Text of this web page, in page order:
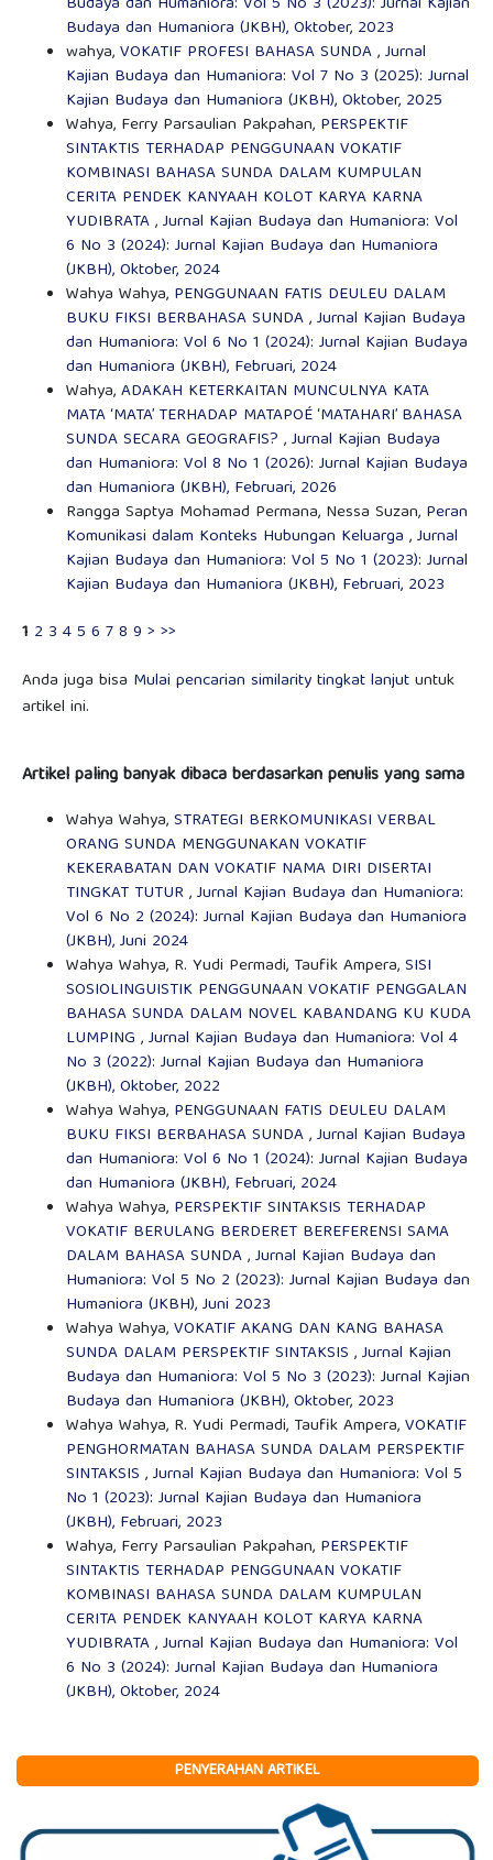
Budaya dan Humaniora (JKBH), Oktober, 2023
wahya,VOKATIF PROFESI BAHASA SUNDA,Jurnal
Kajian Budaya dan Humaniora: Vol 7 No 3 (2025): Jurnal
Kajian Budaya dan Humaniora (JKBH), Oktober, 2025
Wahya, Ferry Parsaulian Pakpahan, PERSPEKTIF
SINTAKTIS TERHADAP PENGGUNAAN VOKATIF
KOMBINASI BAHASA SUNDA DALAM KUMPULAN
CERITA PENDEK KANYAAH KOLOT KARYA KARNA
YUDIBRATA,Jurnal Kajian Budaya dan Humaniora: Vol
6 No 3 (2024): Jurnal Kajian Budaya dan Humaniora
(JKBH), Oktober, 2024
Wahya Wahya, PENGGUNAAN FATIS DEULEU DALAM
BUKU FIKSI BERBAHASA SUNDA,Jurnal Kajian Budaya
dan Humaniora: Vol 6 No 1 (2024): Jurnal Kajian Budaya
dan Humaniora (JKBH), Februari, 2024
Wahya,ADAKAH KETERKAITAN MUNCULNYA KATA
MATA ‘MATA’ TERHADAP MATAPOÉ ‘MATAHARI’ BAHASA
SUNDA SECARA GEOGRAFIS? ,Jurnal Kajian Budaya
dan Humaniora: Vol 8 No 1 (2026): Jurnal Kajian Budaya
dan Humaniora (JKBH), Februari, 2026
Rangga Saptya Mohamad Permana, Nessa Suzan, Peran
Komunikasi dalam Konteks Hubungan Keluarga ,Jurnal
Kajian Budaya dan Humaniora: Vol 5 No 1 (2023): Jurnal
Kajian Budaya dan Humaniora (JKBH), Februari, 2023
1 2 3 45 6 78 9 > >>
Anda juga bisa Mulai pencarian similarity tingkat lanjutuntuk
artikel ini.
Artikel paling banyak dibaca berdasarkan penulis yang sama
Wahya Wahya,STRATEGI BERKOMUNIKASI VERBAL
ORANG SUNDA MENGGUNAKAN VOKATIF
KEKERABATAN DAN VOKATIF NAMA DIRI DISERTAI
TINGKAT TUTUR,Jurnal Kajian Budaya dan Humaniora:
Vol 6 No 2 (2024): Jurnal Kajian Budaya dan Humaniora
(JKBH), Juni 2024
Wahya Wahya, R. Yudi Permadi, Taufik Ampera,SISI
SOSIOLINGUISTIK PENGGUNAAN VOKATIF PENGGALAN
BAHASA SUNDA DALAM NOVEL KABANDANG KU KUDA
LUMPING ,Jurnal Kajian Budaya dan Humaniora: Vol 4
No 3 (2022): Jurnal Kajian Budaya dan Humaniora
(JKBH), Oktober, 2022
Wahya Wahya, PENGGUNAAN FATIS DEULEU DALAM
BUKU FIKSI BERBAHASA SUNDA,Jurnal Kajian Budaya
dan Humaniora: Vol 6 No 1 (2024): Jurnal Kajian Budaya
dan Humaniora (JKBH), Februari, 2024
Wahya Wahya, PERSPEKTIF SINTAKSIS TERHADAP
VOKATIF BERULANG BERDERET BEREFERENSI SAMA
DALAM BAHASA SUNDA,Jurnal Kajian Budaya dan
Humaniora: Vol 5 No 2 (2023): Jurnal Kajian Budaya dan
Humaniora (JKBH), Juni 2023
Wahya Wahya,VOKATIF AKANG DAN KANG BAHASA
SUNDA DALAM PERSPEKTIF SINTAKSIS ,Jurnal Kajian
Budaya dan Humaniora: Vol 5 No 3 (2023): Jurnal Kajian
Budaya dan Humaniora (JKBH), Oktober, 2023
Wahya Wahya, R. Yudi Permadi, Taufik Ampera,VOKATIF
PENGHORMATAN BAHASA SUNDA DALAM PERSPEKTIF
SINTAKSIS ,Jurnal Kajian Budaya dan Humaniora: Vol 5
No 1 (2023): Jurnal Kajian Budaya dan Humaniora
(JKBH), Februari, 2023
Wahya, Ferry Parsaulian Pakpahan, PERSPEKTIF
SINTAKTIS TERHADAP PENGGUNAAN VOKATIF
KOMBINASI BAHASA SUNDA DALAM KUMPULAN
CERITA PENDEK KANYAAH KOLOT KARYA KARNA
YUDIBRATA,Jurnal Kajian Budaya dan Humaniora: Vol
6 No 3 (2024): Jurnal Kajian Budaya dan Humaniora
(JKBH), Oktober, 2024
PENYERAHAN ARTIKEL